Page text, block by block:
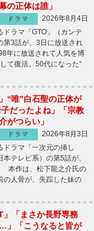
の正体は誰」
ドラマ
2026年8月4日
ラマ「GTO」（カンテ
第3話が、3日に放送され
年に放送されて人気を博
て復活。50代になった“
“唯”白石聖の正体が
だったよね」「宗教
がつらい」
ドラマ
2026年8月3日
ラマ「一次元の挿し
テレビ系）の第5話が、
本作は、松下龍之介氏の
の人骨が、失踪した妹の
」「まさか長野専務
…」「こうなると皆が